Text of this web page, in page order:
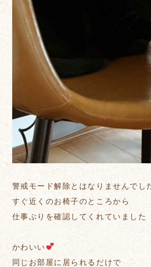
警戒モード解除とはなりませんでし
すぐ近くのお椅子のところから
仕事ぶりを確認してくれていました
かわいい
同じお部屋に居られるだけで